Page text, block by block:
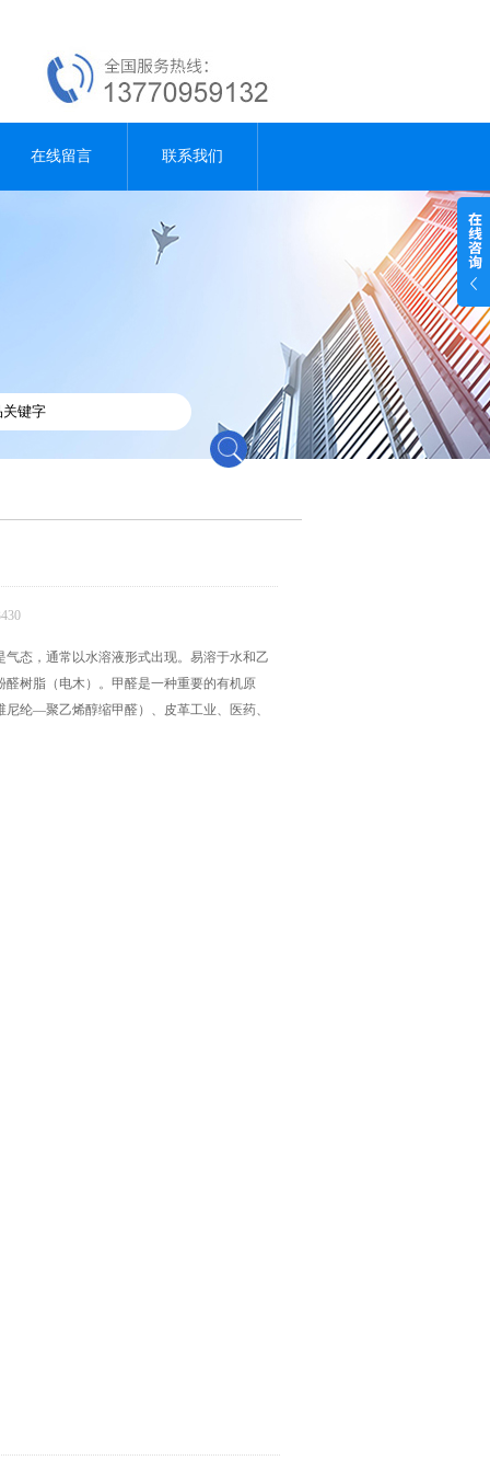
在线留言 联系我们
态，通常以水溶液形式出现。易溶于水和乙
树脂（电木）。甲醛是一种重要的有机原
纶—聚乙烯醇缩甲醛）、皮革工业、医药、